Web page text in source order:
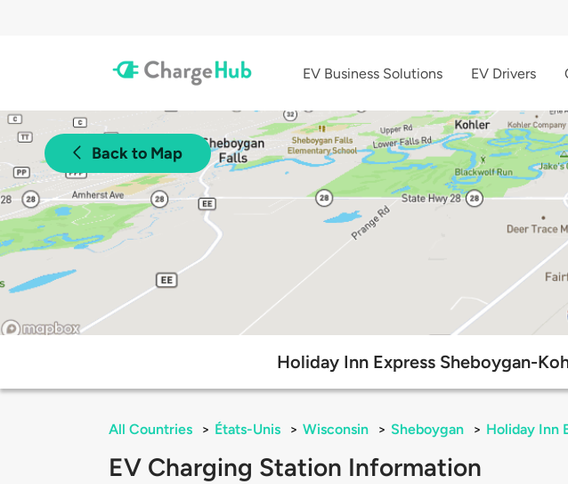
EV Business Solutions EV Drivers
Back to Map
Holiday Inn Express Sheboygan-
All Countries > États-Unis > Wisconsin > Sheboygan > Holiday Inn
EV Charging Station Information